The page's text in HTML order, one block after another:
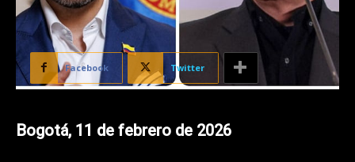
Facebook Twitter
Bogotá, 11 de febrero de 2026